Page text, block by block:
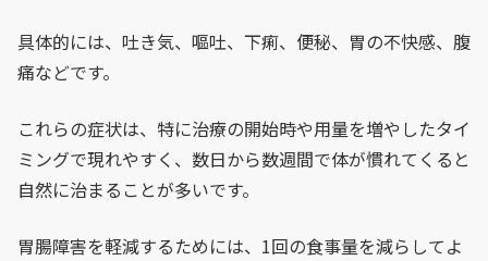
具体的には、吐き気、嘔吐、下痢、便秘、胃の不快感、腹
痛などです。
これらの症状は、特に治療の開始時や用量を増やしたタイ
ミングで現れやすく、数日から数週間で体が慣れてくると
自然に治まることが多いです。
胃腸障害を軽減するためには、1回の食事量を減らしてよ